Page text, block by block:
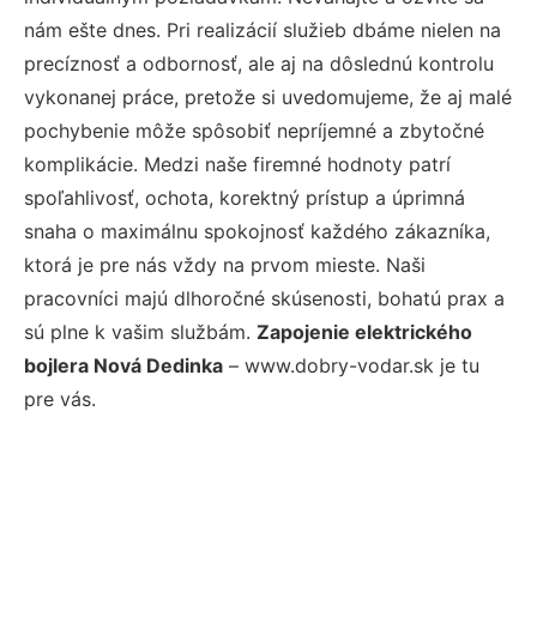
nám ešte dnes. Pri realizácií služieb dbáme nielen na
precíznosť a odbornosť, ale aj na dôslednú kontrolu
vykonanej práce, pretože si uvedomujeme, že aj malé
pochybenie môže spôsobiť nepríjemné a zbytočné
komplikácie. Medzi naše firemné hodnoty patrí
spoľahlivosť, ochota, korektný prístup a úprimná
snaha o maximálnu spokojnosť každého zákazníka,
ktorá je pre nás vždy na prvom mieste. Naši
pracovníci majú dlhoročné skúsenosti, bohatú prax a
sú plne k vašim službám. Zapojenie elektrického
bojlera Nová Dedinka – www.dobry-vodar.sk je tu
pre vás.